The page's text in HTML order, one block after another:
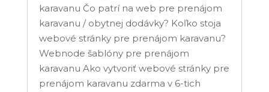
karavanu Čo patrí na web pre prenájom
karavanu / obytnej dodávky? Koľko stoja
webové stránky pre prenájom karavanu?
Webnode šablóny pre prenájom
karavanu Ako vytvoriť webové stránky pre
prenájom karavanu zdarma v 6-tich